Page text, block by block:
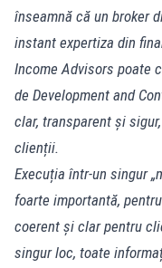
înseamnă că un broker
instant expertiza din
Income Advisors poate
de Development and
clar, transparent și
clienții.
Execuția într-un singur
foarte importantă,
coerent și clar pentru
singur loc, toate